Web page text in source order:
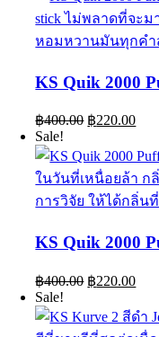
KS Quik 2000
฿400.00 Original
was:
฿400.00.
฿220.00
is:
฿
Sale!
KS Quik 2000
฿400.00 Original
was:
฿400.00.
฿220.00
is:
฿
Sale!